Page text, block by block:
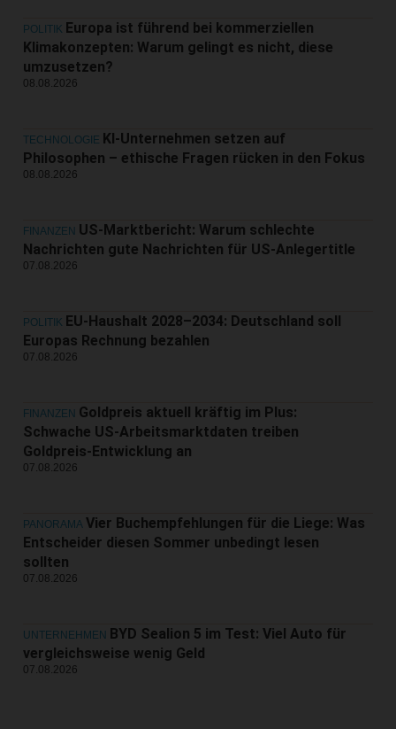
POLITIK Europa ist führend bei kommerziellen
Klimakonzepten: Warum gelingt es nicht, diese
umzusetzen?
08.08.2026
TECHNOLOGIE KI-Unternehmen setzen auf
Philosophen – ethische Fragen rücken in den Fokus
08.08.2026
FINANZEN US-Marktbericht: Warum schlechte
Nachrichten gute Nachrichten für US-Anlegertitle
07.08.2026
POLITIK EU-Haushalt 2028–2034: Deutschland soll
Europas Rechnung bezahlen
07.08.2026
FINANZEN Goldpreis aktuell kräftig im Plus:
Schwache US-Arbeitsmarktdaten treiben
Goldpreis-Entwicklung an
07.08.2026
PANORAMA Vier Buchempfehlungen für die Liege: Was
Entscheider diesen Sommer unbedingt lesen
sollten
07.08.2026
UNTERNEHMEN
BYD Sealion 5 im Test: Viel Auto für
vergleichsweise wenig Geld
07.08.2026